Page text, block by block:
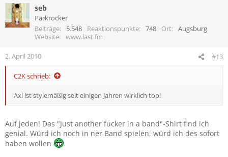
k
t
i
n
seb
Parkrocker
Beiträge
5.548 Reaktionspunkte 748 Ort
Augsburg
Website
www.last.fm
2. April 2010 #13
C2K schrieb:
Axl ist stylemäßig seit einigen Jahren wirklich top!
Auf jeden! Das "Just another fucker in a band"-Shirt find ich
genial. Würd ich noch in ner Band spielen, würd ich des sofort
haben wollen